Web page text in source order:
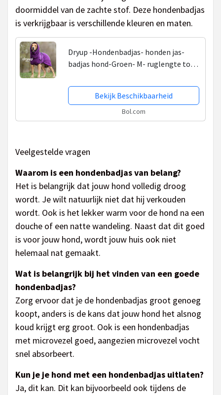
doormiddel van de zachte stof. Deze hondenbadjas
is verkrijgbaar is verschillende kleuren en maten.
Dryup -Hondenbadjas- honden jas-
badjas hond-Groen- M- ruglengte tot
Bekijk Beschikbaarheid
Bol.com
Veelgestelde vragen
Waarom is een hondenbadjas van belang?
Het is belangrijk dat jouw hond volledig droog
wordt. Je wilt natuurlijk niet dat hij verkouden
wordt. Ook is het lekker warm voor de hond na een
douche of een natte wandeling. Naast dat dit goed
is voor jouw hond, wordt jouw huis ook niet
helemaal nat gemaakt.
Wat is belangrijk bij het vinden van een goede
hondenbadjas?
Zorg ervoor dat je de hondenbadjas groot genoeg
koopt, anders is de kans dat jouw hond het alsnog
koud krijgt erg groot. Ook is een hondenbadjas
met microvezel goed, aangezien microvezel vocht
snel absorbeert.
Kun je je hond met een hondenbadjas uitlaten?
Ja, dit kan. Dit kan bijvoorbeeld ook tijdens de